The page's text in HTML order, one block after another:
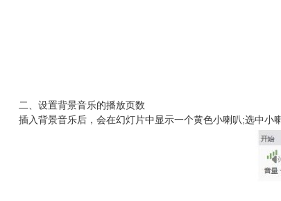
二、设置背景音乐的播放页数
插入背景音乐后，会在幻灯片中显示一个黄色小喇叭;选中小